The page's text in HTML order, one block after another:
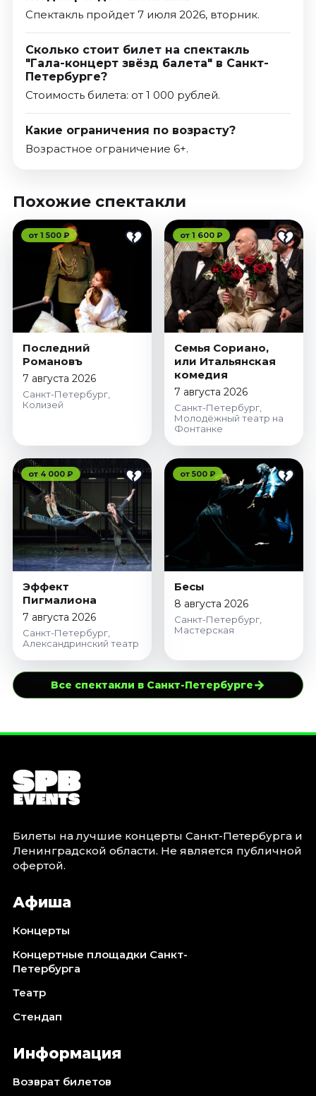
Спектакль пройдет 7 июля 2026, вторник.
Сколько стоит билет на спектакль
"Гала-концерт звёзд балета" в Санкт-
Петербурге?
Стоимость билета: от 1 000 рублей.
Какие ограничения по возрасту?
Возрастное ограничение 6+.
Похожие спектакли
от 1 500 ₽
Последний
Романовъ
7 августа 2026
Санкт-Петербург,
Колизей
от 1 600 ₽
Семья Сориано,
или Итальянская
комедия
7 августа 2026
Санкт-Петербург,
Молодёжный театр на
Фонтанке
от 4 000 ₽
Эффект
Пигмалиона
7 августа 2026
Санкт-Петербург,
Александринский театр
от 500 ₽
Бесы
8 августа 2026
Санкт-Петербург,
Мастерская
Все спектакли в Санкт-Петербурге→
Билеты на лучшие концерты Санкт-Петербурга и
Ленинградской области. Не является публичной
офертой.
Афиша
Концерты
Концертные площадки Санкт-
Петербурга
Театр
Стендап
Информация
Возврат билетов